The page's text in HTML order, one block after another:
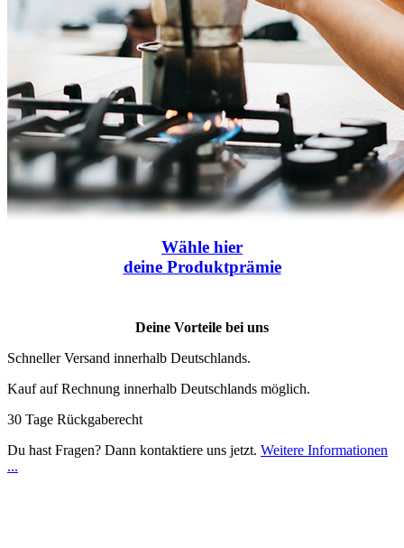
Wähle hier
deine Produktprämie
Deine Vorteile bei uns
Schneller Versand innerhalb Deutschlands.
Kauf auf Rechnung innerhalb Deutschlands möglich.
30 Tage Rückgaberecht
Du hast Fragen? Dann kontaktiere uns jetzt. Weitere Informationen
...